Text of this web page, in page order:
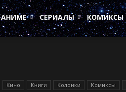
АНИМЕ СЕРИАЛЫ КОМИКСЫ
Кино Книги Колонки Комиксы